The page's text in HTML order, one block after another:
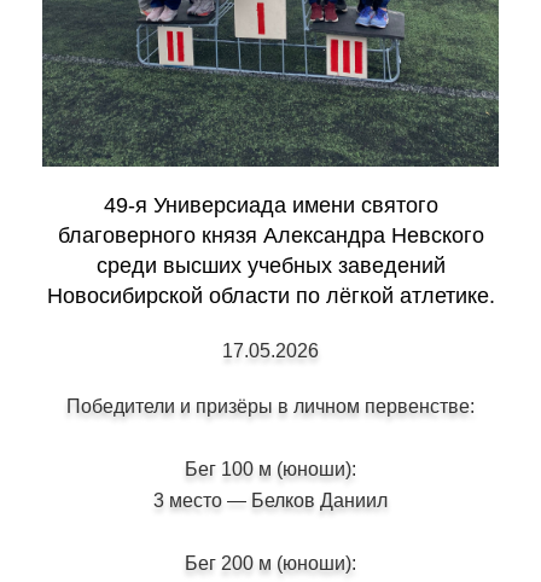
49-я Универсиада имени святого
благоверного князя Александра Невского
среди высших учебных заведений
Новосибирской области по лёгкой атлетике.
17.05.2026
Победители и призёры в личном первенстве:
Бег 100 м (юноши):
3 место — Белков Даниил
Бег 200 м (юноши):